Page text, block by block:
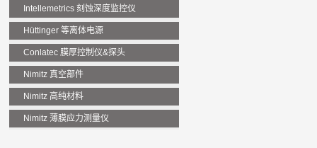
Intellemetrics 刻蚀深度监控仪
Hüttinger 等离体电源
Conlatec 膜厚控制仪&探头
Nimitz 真空部件
Nimitz 高纯材料
Nimitz 薄膜应力测量仪